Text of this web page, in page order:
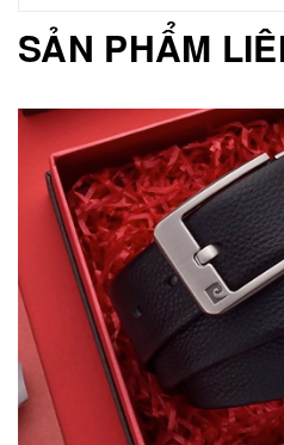
SẢN PHẨM